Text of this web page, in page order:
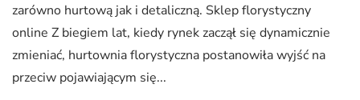
zarówno hurtową jak i detaliczną. Sklep florystyczny
online Z biegiem lat, kiedy rynek zaczął się dynamicznie
zmieniać, hurtownia florystyczna postanowiła wyjść na
przeciw pojawiającym się...